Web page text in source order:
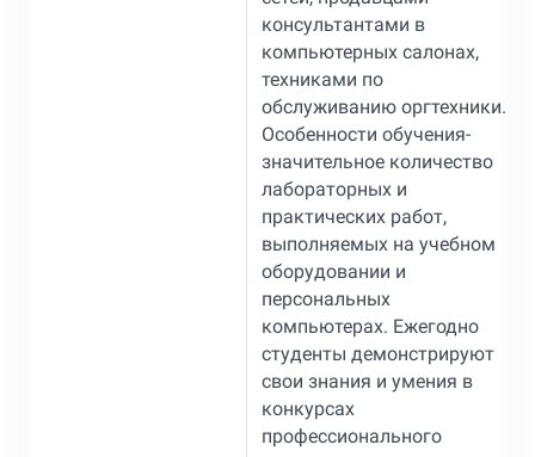
консультантами в
компьютерных салонах,
техниками по
обслуживанию оргтехники.
Особенности обучения-
значительное количество
лабораторных и
практических работ,
выполняемых на учебном
оборудовании и
персональных
компьютерах. Ежегодно
студенты демонстрируют
свои знания и умения в
конкурсах
профессионального